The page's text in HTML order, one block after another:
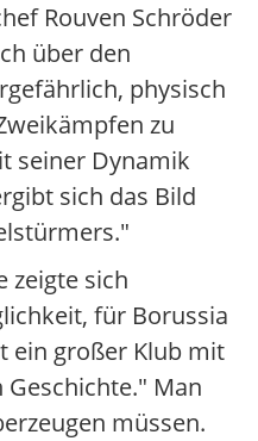
Rouven Schröder
über den
physisch
zu
seiner Dynamik
sich das Bild
zeigte sich
für Borussia
ein großer Klub mit
Man
müssen.